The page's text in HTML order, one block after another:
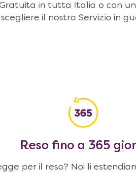
in tutta Italia o con
il nostro Servizio in
Reso fino a 365
per il reso? Noi li